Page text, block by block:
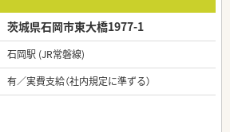
茨城県石岡市東大橋1977-1
石岡駅 (JR常磐線)
有／実費支給（社内規定に準ずる）